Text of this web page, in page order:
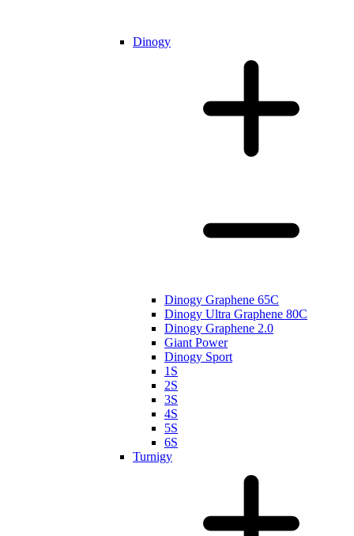
Dinogy
Dinogy Graphene 65C
Dinogy Ultra Graphene 80C
Dinogy Graphene 2.0
Giant Power
Dinogy Sport
1S
2S
3S
4S
5S
6S
Turnigy